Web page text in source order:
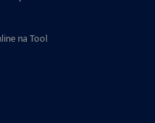
na Tool